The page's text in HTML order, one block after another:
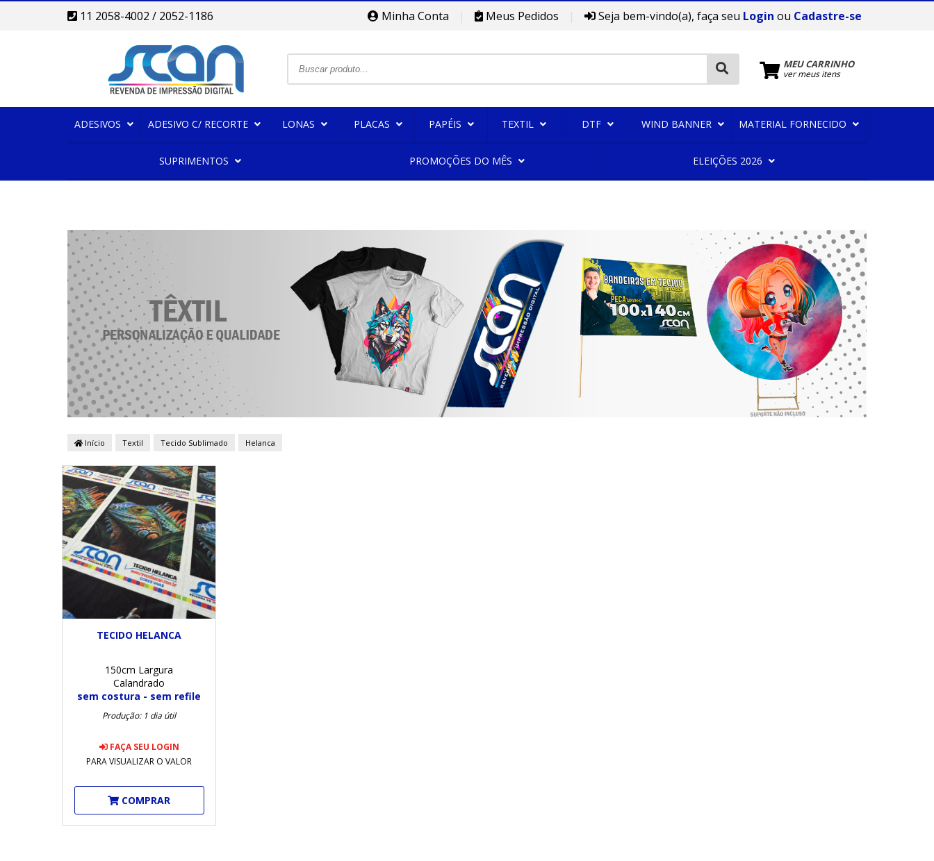
11 2058-4002 / 2052-1186 Minha Conta Meus Pedidos Seja bem-vindo(a), faça seu Login ou Cadastre-se
MEU CARRINHO
ver meus itens
ADESIVOS ADESIVO C/ RECORTE LONAS PLACAS PAPÉIS TEXTIL DTF WIND BANNER MATERIAL FORNECIDO
SUPRIMENTOS PROMOÇÕES DO MÊS ELEIÇÕES 2026
Início Textil Tecido Sublimado Helanca
TECIDO HELANCA
150cm Largura
Calandrado
sem costura - sem refile
Produção: 1 dia útil
FAÇA SEU LOGIN
PARA VISUALIZAR O VALOR
COMPRAR